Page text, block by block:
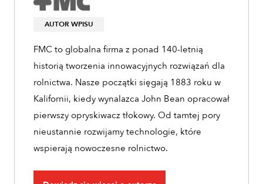
AUTOR WPISU
FMC to globalna firma z ponad 140-letnią
historią tworzenia innowacyjnych rozwiązań dla
rolnictwa. Nasze początki sięgają 1883 roku w
Kalifornii, kiedy wynalazca John Bean opracował
pierwszy opryskiwacz tłokowy. Od tamtej pory
nieustannie rozwijamy technologie, które
wspierają nowoczesne rolnictwo.